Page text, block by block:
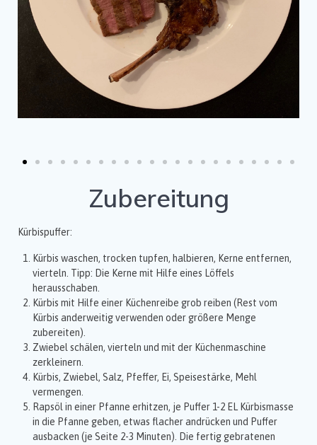
Zubereitung
Kürbispuffer:
Kürbis waschen, trocken tupfen, halbieren, Kerne entfernen,
vierteln. Tipp: Die Kerne mit Hilfe eines Löffels
herausschaben.
Kürbis mit Hilfe einer Küchenreibe grob reiben (Rest vom
Kürbis anderweitig verwenden oder größere Menge
zubereiten).
Zwiebel schälen, vierteln und mit der Küchenmaschine
zerkleinern.
Kürbis, Zwiebel, Salz, Pfeffer, Ei, Speisestärke, Mehl
vermengen.
Rapsöl in einer Pfanne erhitzen, je Puffer 1-2 EL Kürbismasse
in die Pfanne geben, etwas flacher andrücken und Puffer
ausbacken (je Seite 2-3 Minuten). Die fertig gebratenen